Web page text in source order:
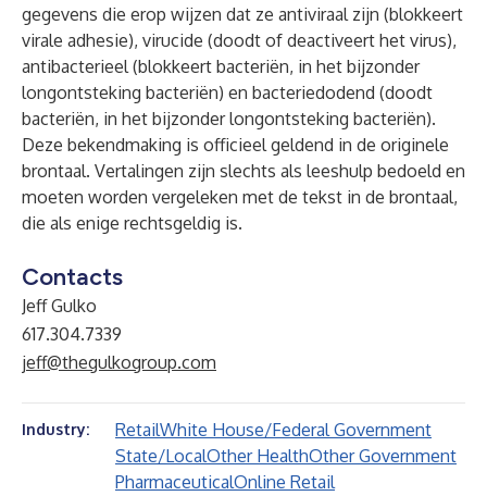
gegevens die erop wijzen dat ze antiviraal zijn (blokkeert
virale adhesie), virucide (doodt of deactiveert het virus),
antibacterieel (blokkeert bacteriën, in het bijzonder
longontsteking bacteriën) en bacteriedodend (doodt
bacteriën, in het bijzonder longontsteking bacteriën).
Deze bekendmaking is officieel geldend in de originele
brontaal. Vertalingen zijn slechts als leeshulp bedoeld en
moeten worden vergeleken met de tekst in de brontaal,
die als enige rechtsgeldig is.
Contacts
Jeff Gulko
617.304.7339
jeff@thegulkogroup.com
Industry: RetailWhite House/Federal Government
State/LocalOther HealthOther Government
PharmaceuticalOnline Retail